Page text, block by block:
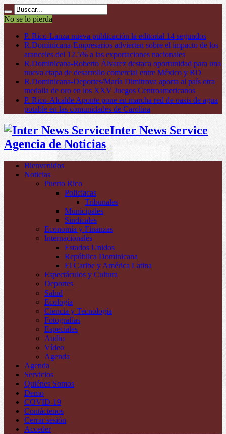
No se lo pierda
P. Rico-Lanza nueva publicación la editorial 14 segundos
R.Dominicana-Empresarios advierten sobre el impacto de los
aranceles del 12.5% a las exportaciones nacionales
R.Dominicana-Roberto Álvarez destaca oportunidad para una
nueva etapa de desarrollo comercial entre México y RD
R.Dominicana-Deportes/María Dimitrova aporta al país otra
medalla de oro en los XXV Juegos Centroamericanos
P. Rico-Alcalde Aponte pone en marcha red de oasis de agua
potable en las comunidades de Carolina
Inter News Service
Agencia de Noticias
Bienvenidos
Noticias
Puerto Rico
Policiacas
Tribunales
Municipales
Sindicales
Economía y Finanzas
Internacionales
Estados Unidos
República Dominicana
El Caribe y América Latina
Espectáculos y Cultura
Deportes
Salud
Ecología
Ciencia y Tecnología
Fotografías
Especiales
Audio
Vídeo
Agenda
Agenda
Servicios
Quiénes Somos
Demo
COVID-19
Contáctenos
Cerrar sesión
Acceder